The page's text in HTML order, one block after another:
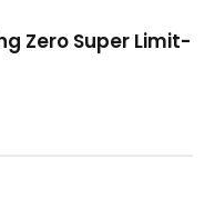
Zero Super Limit-